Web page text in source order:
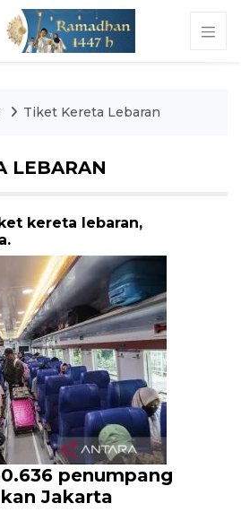
Tiket Kereta Lebaran
LEBARAN
kereta lebaran,
penumpang
Jakarta